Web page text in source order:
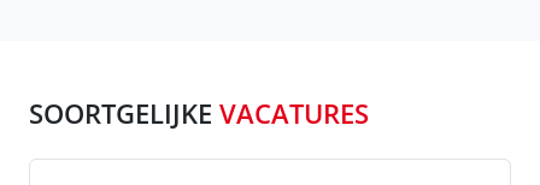
SOORTGELIJKE VACATURES